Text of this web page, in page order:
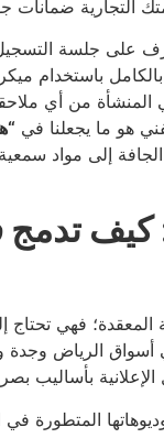
التجارية
جلسة التسجيل
باستخدام
من أي
هو ما يجعلنا في
إلى مواد
تدمج
فهي تحتاج
أسواق الرياض وجدة